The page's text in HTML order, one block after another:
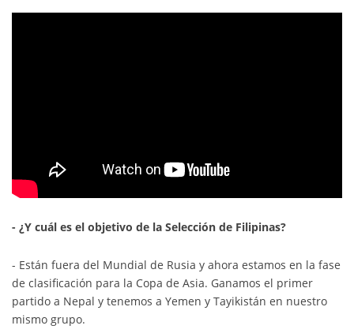
- ¿Y cuál es el objetivo de la Selección de Filipinas?
- Están fuera del Mundial de Rusia y ahora estamos en la fase
de clasificación para la Copa de Asia. Ganamos el primer
partido a Nepal y tenemos a Yemen y Tayikistán en nuestro
mismo grupo.